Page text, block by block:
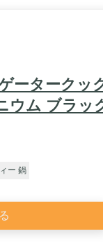
ータークッ
ウム ブラッ
ー 鍋